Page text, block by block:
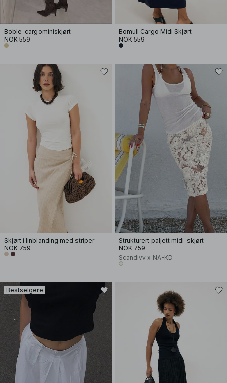
Boble-cargominiskjørt
NOK 559
Bomull Cargo Midi Skjørt
NOK 559
Skjørt i linblanding med striper
NOK 759
Strukturert paljett midi-skjørt
NOK 759
Scandivv x NA-KD
Bestselgere